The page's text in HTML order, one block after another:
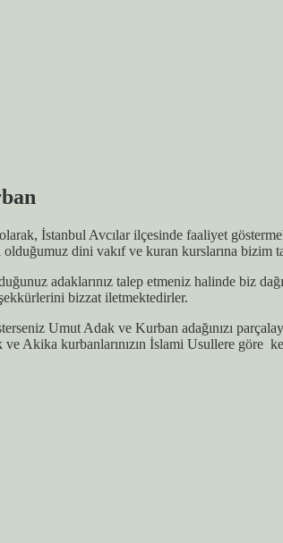
olarak, İstanbul Avcılar ilçesinde faaliyet
dini vakıf ve kuran kurslarına bizim
adaklarınız talep etmeniz halinde biz
bizzat iletmektedirler.
Umut Adak ve Kurban adağınızı
Akika kurbanlarınızın İslami Usullere göre